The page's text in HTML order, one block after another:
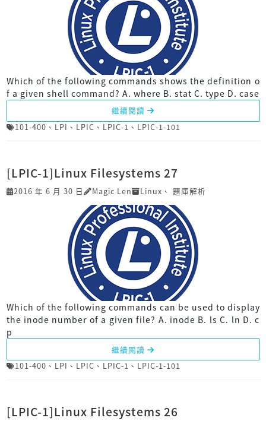
Which of the following commands shows the definition o
f a given shell command? A. where B. stat C. type D. case
繼續閱讀
101-400 、 LPI 、 LPIC 、 LPIC-1 、 LPIC-1-101
[LPIC-1]Linux Filesystems 27
2016 年 6 月 30 日 Magic Len Linux 、 題庫解析
Which of the following commands can be used to display
the inode number of a given file? A. inode B. ls C. ln D. c
p
繼續閱讀
101-400 、 LPI 、 LPIC 、 LPIC-1 、 LPIC-1-101
[LPIC-1]Linux Filesystems 26